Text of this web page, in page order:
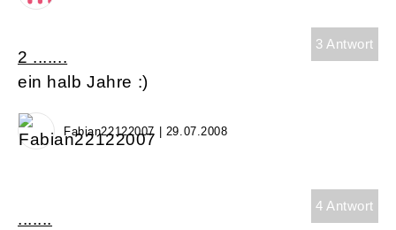
3 Antwort
2 .......
ein halb Jahre :)
Fabian22122007 | 29.07.2008
4 Antwort
.......